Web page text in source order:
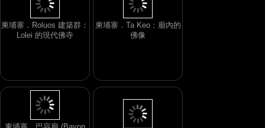
柬埔寨．Roluos 建築群：
Lolei 的現代佛寺
柬埔寨．Ta Keo：廟內的
佛像